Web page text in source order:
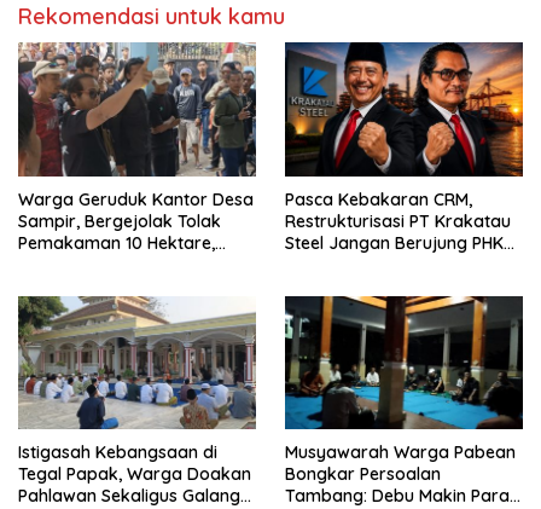
Rekomendasi untuk kamu
Warga Geruduk Kantor Desa
Sampir, Bergejolak Tolak
Pemakaman 10 Hektare,
Pasca Kebakaran CRM,
Restrukturisasi PT Krakatau
Steel Jangan Berujung PHK
Istigasah Kebangsaan di
Tegal Papak, Warga Doakan
Pahlawan Sekaligus Galang
Musyawarah Warga Pabean
Bongkar Persoalan
Tambang: Debu Makin Parah,